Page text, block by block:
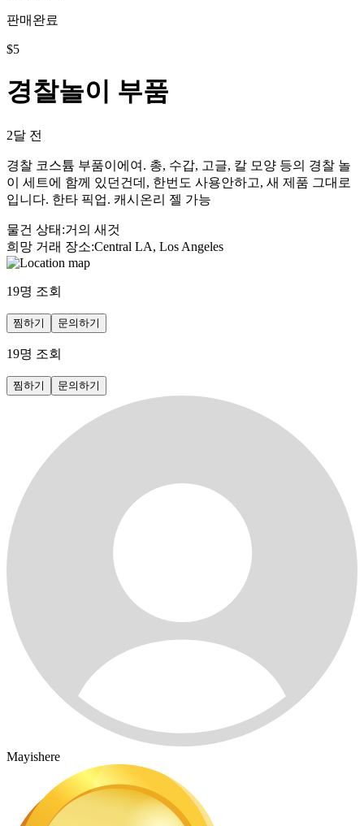
판매완료
$5
경찰놀이 부품
2달 전
경찰 코스튬 부품이에여. 총, 수갑, 고글, 칼 모양 등의 경찰 놀
이 세트에 함께 있던건데, 한번도 사용안하고, 새 제품 그대로
입니다. 한타 픽업. 캐시온리 젤 가능
물건 상태 :거의 새것
희망 거래 장소:Central LA, Los Angeles
19명 조회
찜하기 문의하기
19명 조회
찜하기 문의하기
Mayishere